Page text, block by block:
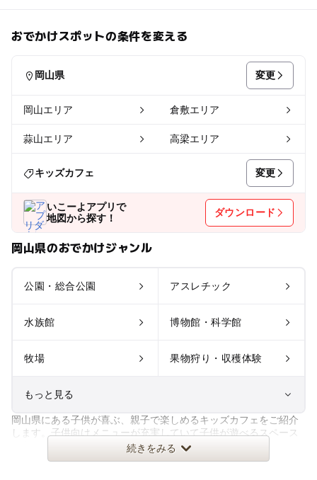
おでかけスポットの条件を変える
岡山県 変更
岡山エリア 倉敷エリア
蒜山エリア 高梁エリア
キッズカフェ 変更
いこーよアプリで
地図から探す！
ダウンロード
岡山県のおでかけジャンル
公園・総合公園 アスレチック
水族館 博物館・科学館
牧場 果物狩り・収穫体験
もっと見る
室内遊び場 遊園地
岡山県にある子供が喜ぶ、親子で楽しめるキッズカフェをご紹介
します。子供向けメニューが充実していて子供が遊べるスペース
もあるので、子連れランチや雨続きをみる